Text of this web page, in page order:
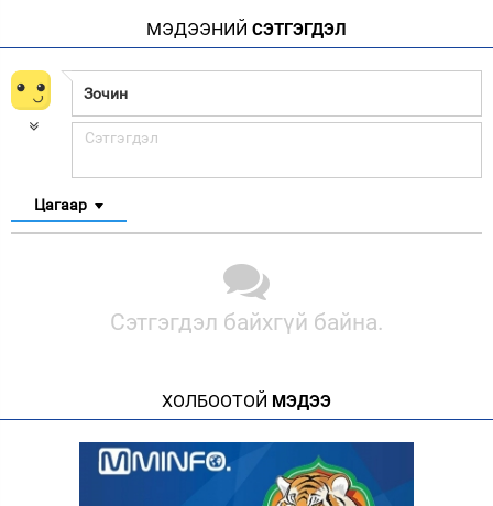
МЭДЭЭНИЙ СЭТГЭГДЭЛ
Цагаар
Сэтгэгдэл байхгүй байна.
ХОЛБООТОЙ МЭДЭЭ